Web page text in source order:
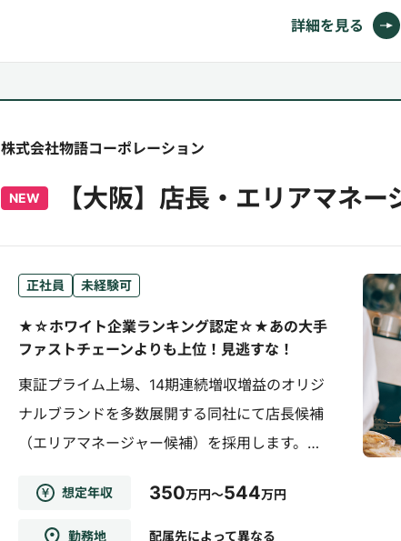
詳細を見る
株式会社物語コーポレーション
NEW 【大阪】店長・エリアマネー
正社員 未経験可
★☆ホワイト企業ランキング認定☆★あの大手
ファストチェーンよりも上位！見逃すな！
東証プライム上場、14期連続増収増益のオリジ
ナルブランドを多数展開する同社にて店長候補
（エリアマネージャー候補）を採用します。
『焼肉一番かるび』『丸源ラーメン』『お好み
焼本舗』『ゆず庵』の店長候補・エリアマネジ
想定年収 350万円～544万円
勤務地 配属先によって異なる